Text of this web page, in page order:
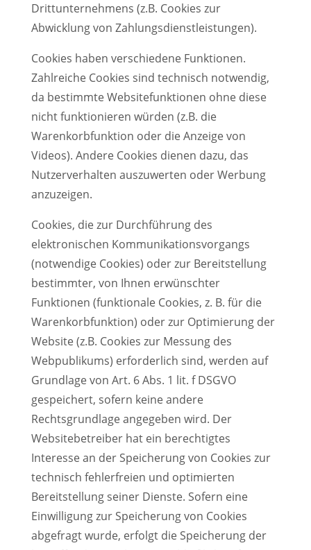
Drittunternehmens (z.B. Cookies zur
Abwicklung von Zahlungsdienstleistungen).
Cookies haben verschiedene Funktionen.
Zahlreiche Cookies sind technisch notwendig,
da bestimmte Websitefunktionen ohne diese
nicht funktionieren würden (z.B. die
Warenkorbfunktion oder die Anzeige von
Videos). Andere Cookies dienen dazu, das
Nutzerverhalten auszuwerten oder Werbung
anzuzeigen.
Cookies, die zur Durchführung des
elektronischen Kommunikationsvorgangs
(notwendige Cookies) oder zur Bereitstellung
bestimmter, von Ihnen erwünschter
Funktionen (funktionale Cookies, z. B. für die
Warenkorbfunktion) oder zur Optimierung der
Website (z.B. Cookies zur Messung des
Webpublikums) erforderlich sind, werden auf
Grundlage von Art. 6 Abs. 1 lit. f DSGVO
gespeichert, sofern keine andere
Rechtsgrundlage angegeben wird. Der
Websitebetreiber hat ein berechtigtes
Interesse an der Speicherung von Cookies zur
technisch fehlerfreien und optimierten
Bereitstellung seiner Dienste. Sofern eine
Einwilligung zur Speicherung von Cookies
abgefragt wurde, erfolgt die Speicherung der